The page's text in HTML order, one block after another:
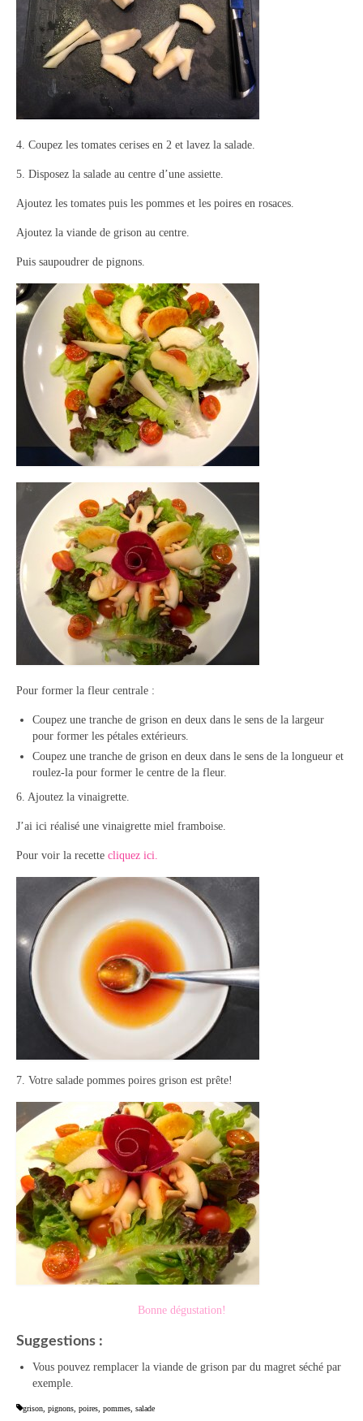
4. Coupez les tomates cerises en 2 et lavez la salade.
5. Disposez la salade au centre d’une assiette.
Ajoutez les tomates puis les pommes et les poires en rosaces.
Ajoutez la viande de grison au centre.
Puis saupoudrer de pignons.
Pour former la fleur centrale :
Coupez une tranche de grison en deux dans le sens de la largeur
pour former les pétales extérieurs.
Coupez une tranche de grison en deux dans le sens de la longueur et
roulez-la pour former le centre de la fleur.
6. Ajoutez la vinaigrette.
J’ai ici réalisé une vinaigrette miel framboise.
Pour voir la recette cliquez ici.
7. Votre salade pommes poires grison est prête!
Bonne dégustation!
Suggestions :
Vous pouvez remplacer la viande de grison par du magret séché par
exemple.
grison pignons poires pommes salade